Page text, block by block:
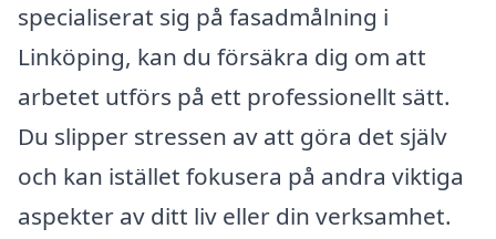
specialiserat sig på fasadmålning i
Linköping, kan du försäkra dig om att
arbetet utförs på ett professionellt sätt.
Du slipper stressen av att göra det själv
och kan istället fokusera på andra viktiga
aspekter av ditt liv eller din verksamhet.